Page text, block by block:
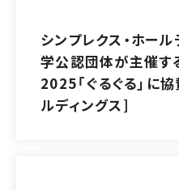
シンプレクス・ホー
学公認団体が主催
2025「ぐるぐる」に
ルディングス]